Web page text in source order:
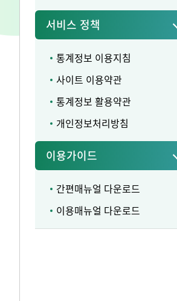
서비스 정책
통계정보 이용지침
사이트 이용약관
통계정보 활용약관
개인정보처리방침
이용가이드
간편매뉴얼 다운로드
이용매뉴얼 다운로드